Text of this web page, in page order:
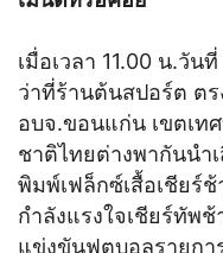
เมื่อเวลา 11.00 น.วัน
ว่าที่ร้านต้นสปอร์ต ต
อบจ.ขอนแก่น เขตเ
ชาติไทยต่างพากันนำ
พิมพ์เฟล็กซ์เสื้อเชียร์
กำลังแรงใจเชียร์ทัพ
แข่งขันฟุตบอลรายกา